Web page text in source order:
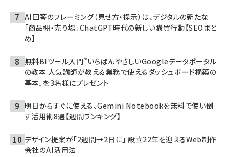
AI回答のフレーミング（見せ方・提示）は、デジタルの新たな
「商品棚・売り場」――ChatGPT時代の新しい購買行動【SEOまと
め】
無料BIツール入門『いちばんやさしいGoogleデータポータル
の教本 人気講師が教える業務で使えるダッシュボード構築の
基本』を3名様にプレゼント
明日からすぐに使える、Gemini Notebookを無料で使い倒
す活用術8選【週間ランキング】
デザイン提案が「2週間→2日に」 設立22年を迎えるWeb制作
会社のAI活用法